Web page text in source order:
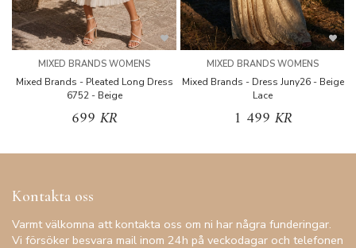
MIXED BRANDS WOMENS
Mixed Brands - Pleated Long Dress
6752 - Beige
699 KR
MIXED BRANDS WOMENS
Mixed Brands - Dress Juny26 - Beige
Lace
1 499 KR
Kontakta oss
Varmt välkomna att kontakta oss om ni har några funderingar.
Vi försöker besvara mail inom 24h på veckodagar och telefonen